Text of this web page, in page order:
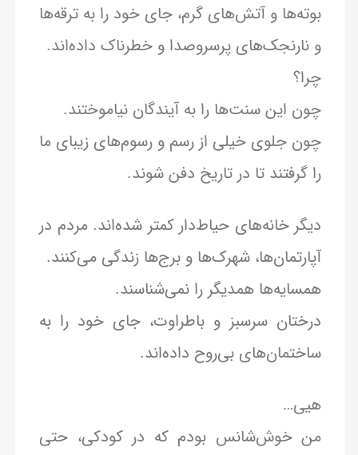
بوته‌ها و آتش‌های گرم، جای خود را به ترقه‌ها
و نارنجک‌های پرسروصدا و خطرناک داده‌اند.
چرا؟
چون این سنت‌ها را به آیندگان نیاموختند.
چون جلوی خیلی از رسم و رسوم‌های زیبای ما
را گرفتند تا در تاریخ دفن شوند.
دیگر خانه‌های حیاط‌دار کمتر شده‌اند. مردم در
آپارتمان‌ها، شهرک‌ها و برج‌ها زندگی می‌کنند.
همسایه‌ها همدیگر را نمی‌شناسند.
درختان سرسبز و باطراوت، جای خود را به
ساختمان‌های بی‌روح داده‌اند.
هیی…
من خوش‌شانس بودم که در کودکی، حتی